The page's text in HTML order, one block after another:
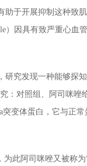
于开展抑制这种致
因具有致严重心血
究发现一种能够探
：对照组、阿司咪
变体蛋白，它与正
此阿司咪唑又被称